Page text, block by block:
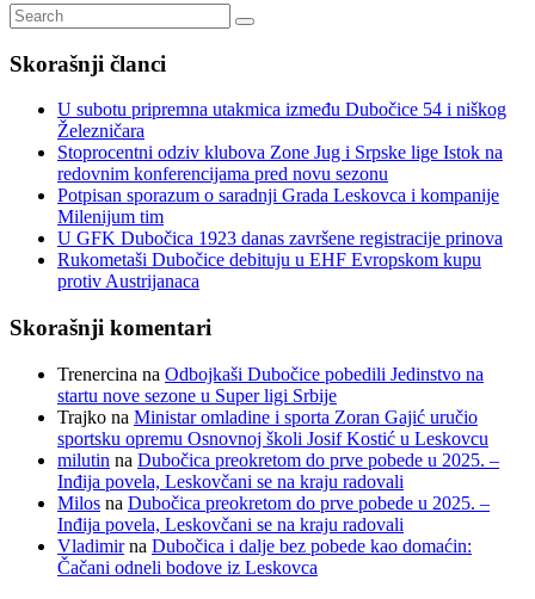
Search
for:
Search
Skorašnji članci
U subotu pripremna utakmica između Dubočice 54 i niškog
Železničara
Stoprocentni odziv klubova Zone Jug i Srpske lige Istok na
redovnim konferencijama pred novu sezonu
Potpisan sporazum o saradnji Grada Leskovca i kompanije
Milenijum tim
U GFK Dubočica 1923 danas završene registracije prinova
Rukometaši Dubočice debituju u EHF Evropskom kupu
protiv Austrijanaca
Skorašnji komentari
Trenercina na Odbojkaši Dubočice pobedili Jedinstvo na
startu nove sezone u Super ligi Srbije
Trajko na Ministar omladine i sporta Zoran Gajić uručio
sportsku opremu Osnovnoj školi Josif Kostić u Leskovcu
milutin na Dubočica preokretom do prve pobede u 2025. –
Inđija povela, Leskovčani se na kraju radovali
Milos na Dubočica preokretom do prve pobede u 2025. –
Inđija povela, Leskovčani se na kraju radovali
Vladimirna Dubočica i dalje bez pobede kao domaćin:
Čačani odneli bodove iz Leskovca